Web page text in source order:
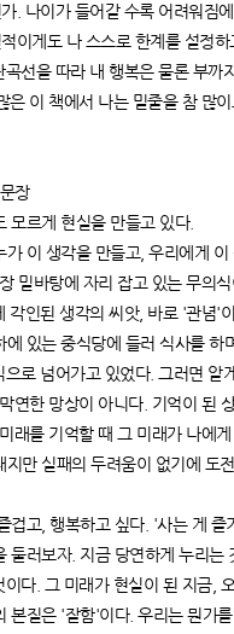
. 나이가 들어갈 수록 어려워짐
이게도 나 스스로 한계를 설정
곡선을 따라 내 행복은 물론 부까
은 이 책에서 나는 밑줄을 참 많
장
모르게 현실을 만들고 있다.
가 이 생각을 만들고, 우리에게
밑바탕에 자리 잡고 있는 무의
각인된 생각의 씨앗, 바로 '관념'
에 있는 중식당에 들러 식사를
으로 넘어가고 있었다. 그러면
연한 망상이 아니다. 기억이 된
래를 기억할 때 그 미래가 나에
지만 실패의 두려움이 없기에 도
겁고, 행복하고 싶다. '사는 게
둘러보자. 지금 당연하게 누리는
다. 그 미래가 현실이 된 지금,
본질은 '잘함'이다. 우리는 뭔가